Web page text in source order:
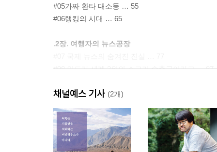
#05가짜 환타 대소동 … 55
#06랭킹의 시대 … 65
.2장. 여행자의 뉴스공장
#08 인도가 세계 2위의 소고기 수출국이라고 … 87
#10 아리가토 카레 … 107
#11 인도발 급행열차의 종착역은 어디일까 … 115
#12 장수마을의 몰락 … 125
#13 환상 속의 미야코 소바 … 133
#14 사람을 찾습니다 … 145
채널예스 기사 (2개)